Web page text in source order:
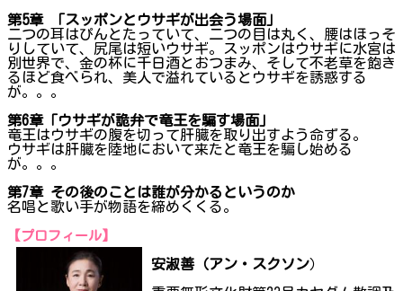
第5章 「スッポンとウサギが出会う場面」
二つの耳はぴんとたっていて、二つの目は丸く、腰はほっそ
りしていて、尻尾は短いウサギ。スッポンはウサギに水宮は
別世界で、金の杯に千日酒とおつまみ、そして不老草を飽き
るほど食べられ、美人で溢れているとウサギを誘惑する
が。。。
第6章「ウサギが詭弁で竜王を騙す場面」
竜王はウサギの腹を切って肝臓を取り出すよう命ずる。
ウサギは肝臓を陸地において来たと竜王を騙し始める
が。。。
第7章 その後のことは誰が分かるというのか
名唱と歌い手が物語を締めくくる。
【プロフィール】
安淑善（アン・スクソン）